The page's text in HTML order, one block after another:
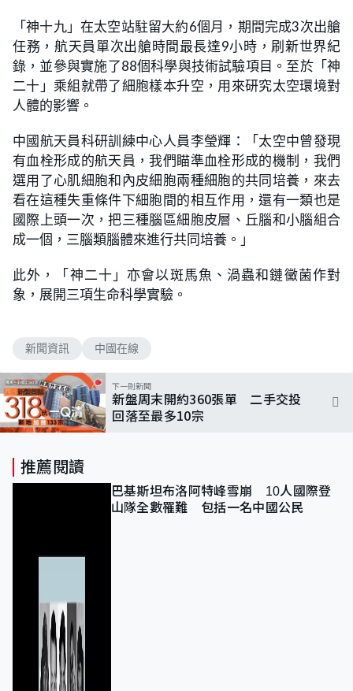
「神十九」在太空站駐留大約6個月，期間完成3次出艙
任務，航天員單次出艙時間最長達9小時，刷新世界紀
錄，並參與實施了88個科學與技術試驗項目。至於「神
二十」乘組就帶了細胞樣本升空，用來研究太空環境對
人體的影響。
中國航天員科研訓練中心人員李瑩輝：「太空中曾發現
有血栓形成的航天員，我們瞄準血栓形成的機制，我們
選用了心肌細胞和內皮細胞兩種細胞的共同培養，來去
看在這種失重條件下細胞間的相互作用，還有一類也是
國際上頭一次，把三種腦區細胞皮層、丘腦和小腦組合
成一個，三腦類腦體來進行共同培養。」
此外，「神二十」亦會以斑馬魚、渦蟲和鏈黴菌作對
象，展開三項生命科學實驗。
新聞資訊 中國在線
下一則新聞
新盤周末開約360張單 二手交投
回落至最多10宗
推薦閱讀
巴基斯坦布洛阿特峰雪崩 10人國際登
山隊全數罹難 包括一名中國公民